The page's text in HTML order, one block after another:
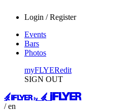
Login / Register
Events
Bars
Photos
myFLYERedit
SIGN OUT
/ en